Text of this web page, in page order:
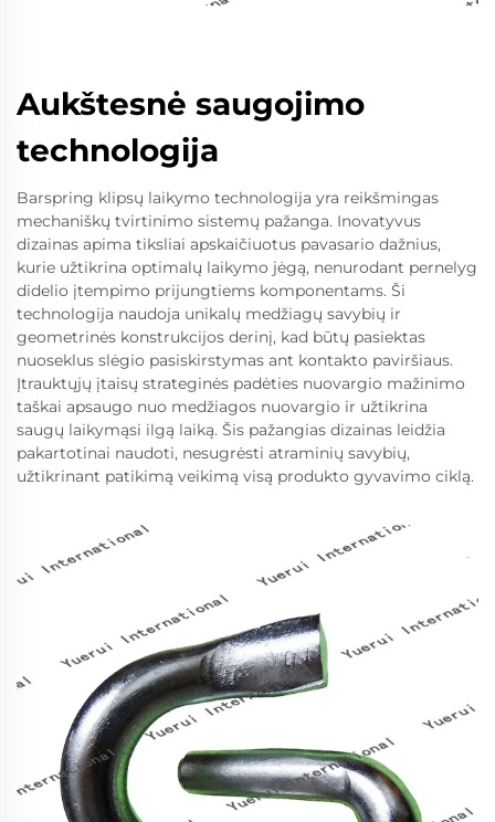
Aukštesnė saugojimo
technologija
Barspring klipsų laikymo technologija yra reikšmingas
mechaniškų tvirtinimo sistemų pažanga. Inovatyvus
dizainas apima tiksliai apskaičiuotus pavasario dažnius,
kurie užtikrina optimalų laikymo jėgą, nenurodant pernelyg
didelio įtempimo prijungtiems komponentams. Ši
technologija naudoja unikalų medžiagų savybių ir
geometrinės konstrukcijos derinį, kad būtų pasiektas
nuoseklus slėgio pasiskirstymas ant kontakto paviršiaus.
Įtrauktųjų įtaisų strateginės padėties nuovargio mažinimo
taškai apsaugo nuo medžiagos nuovargio ir užtikrina
saugų laikymąsi ilgą laiką. Šis pažangias dizainas leidžia
pakartotinai naudoti, nesugrėsti atraminių savybių,
užtikrinant patikimą veikimą visą produkto gyvavimo ciklą.